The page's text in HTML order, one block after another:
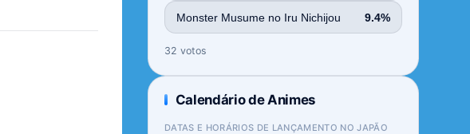
Monster Musume no Iru Nichijou 9.4%
32 votos
Calendário de Animes
DATAS E HORÁRIOS DE LANÇAMENTO NO JAPÃO